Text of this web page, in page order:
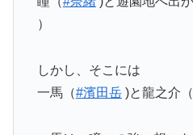
）
しかし、そこには
一馬（#濱田岳)と龍之介（